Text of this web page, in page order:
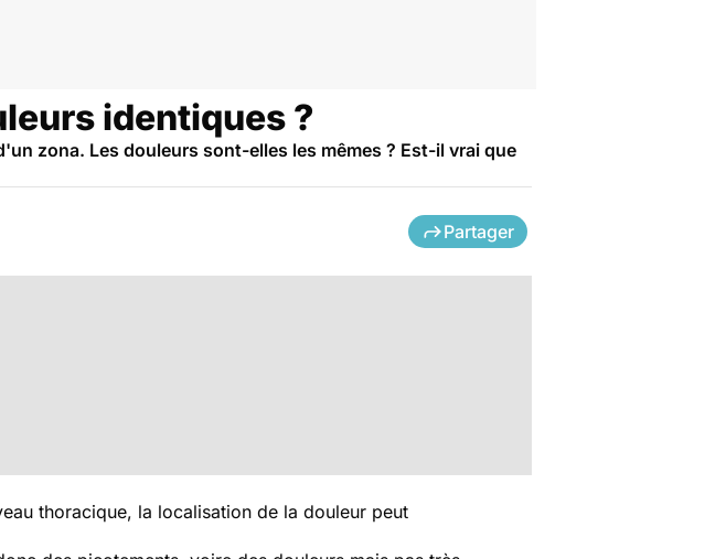
identiques ?
zona. Les douleurs sont-elles les mêmes ? Est-il vrai que
Partager
thoracique, la localisation de la douleur peut